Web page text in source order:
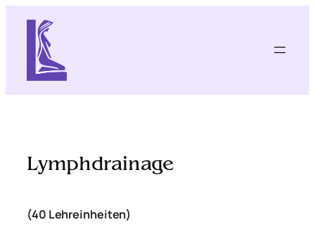
springen
Lymphdrainage
(40 Lehreinheiten)